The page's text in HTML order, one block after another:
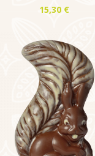
Prix
15,30 €